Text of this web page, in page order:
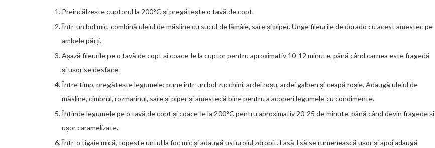
Preîncălzește cuptorul la 200°C și pregătește o tavă de copt.
Într-un bol mic, combină uleiul de măsline cu sucul de lămâie, sare și piper. Unge fileurile de dorado cu acest amestec pe
ambele părți.
Așază fileurile pe o tavă de copt și coace-le la cuptor pentru aproximativ 10-12 minute, până când carnea este fragedă
și ușor se desface.
Între timp, pregătește legumele: pune într-un bol zucchini, ardei roșu, ardei galben și ceapă roșie. Adaugă uleiul de
măsline, cimbrul, rozmarinul, sare și piper și amestecă bine pentru a acoperi legumele cu condimente.
Întinde legumele pe o tavă de copt și coace-le la 200°C pentru aproximativ 20-25 de minute, până când devin fragede și
ușor caramelizate.
Într-o tigaie mică, topeste untul la foc mic și adaugă usturoiul zdrobit. Lasă-l să se rumenească ușor și apoi adaugă